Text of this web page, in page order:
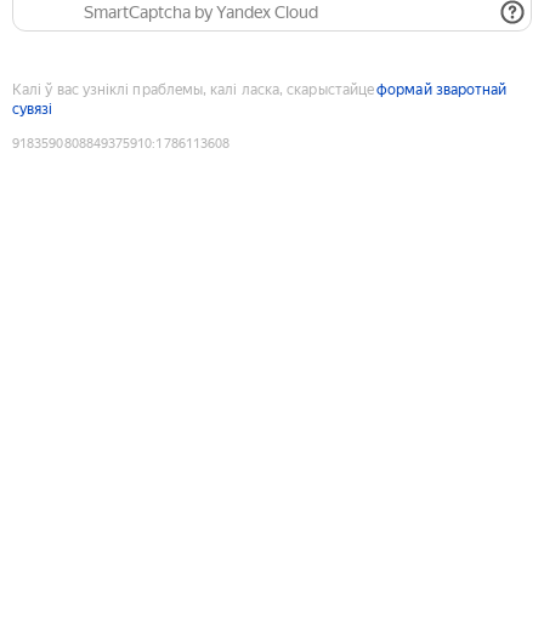
SmartCaptcha by Yandex Cloud
Калі ў вас узніклі праблемы, калі ласка, скарыстайцеформай зваротнай
сувязі
9183590808849375910:1786113608